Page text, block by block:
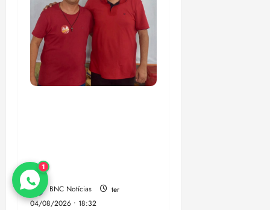
eleições de 2026
BNC Notícias
ter
04/08/2026 • 18:32
1